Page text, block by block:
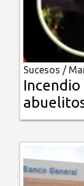
Mundo
Insólitas
Multimedia
Impreso
Sucesos /
Incendio